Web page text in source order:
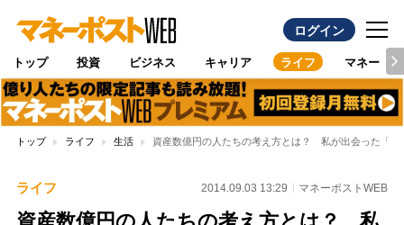
ログイン
トップ 投資 ビジネス キャリア ライフ マネー
トップ ライフ 生活 資産数億円の人たちの考え方とは？ 私が出会った「億
ライフ 2014.09.03 13:29 マネーポストWEB